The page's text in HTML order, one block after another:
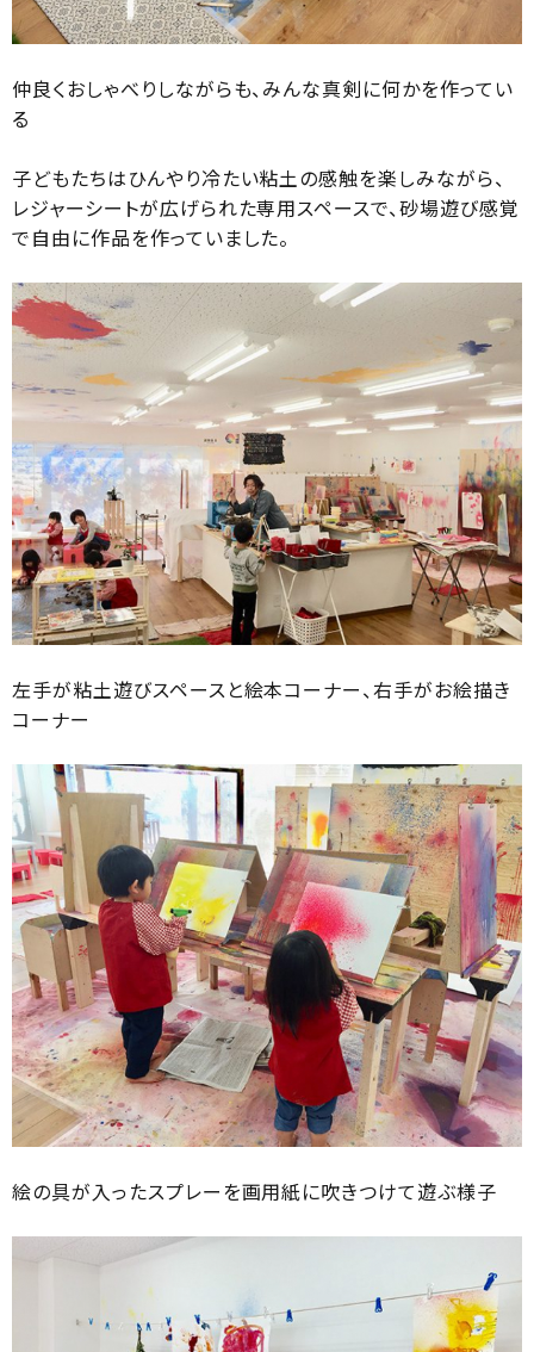
仲良くおしゃべりしながらも、みんな真剣に何かを作ってい
る
子どもたちはひんやり冷たい粘土の感触を楽しみながら、
レジャーシートが広げられた専用スペースで、砂場遊び感覚
で自由に作品を作っていました。
左手が粘土遊びスペースと絵本コーナー、右手がお絵描き
コーナー
絵の具が入ったスプレーを画用紙に吹きつけて遊ぶ様子